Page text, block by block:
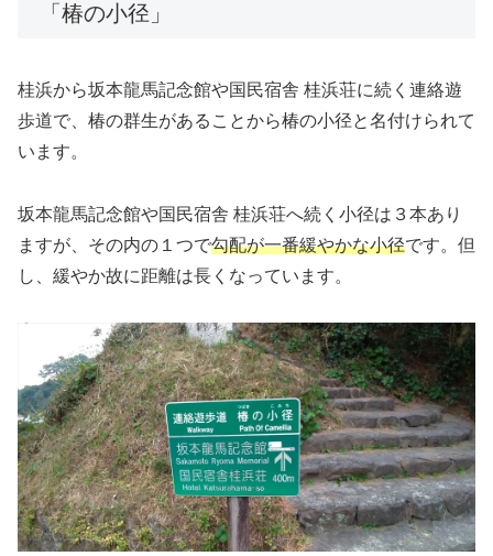
「椿の小径」
桂浜から坂本龍馬記念館や国民宿舎 桂浜荘に続く連絡遊
歩道で、椿の群生があることから椿の小径と名付けられて
います。
坂本龍馬記念館や国民宿舎 桂浜荘へ続く小径は３本あり
ますが、その内の１つで勾配が一番緩やかな小径です。但
し、緩やか故に距離は長くなっています。